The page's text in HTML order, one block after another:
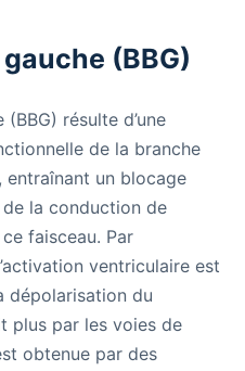
(BBG)
résulte d’une
de la branche
entraînant un blocage
la conduction de
faisceau. Par
ventriculaire est
dépolarisation du
plus par les voies de
obtenue par des